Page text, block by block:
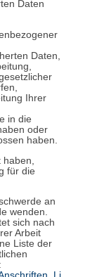
Daten
Daten,
Ihrer
in die
oder
haben.
für die
an
wenden.
sich nach
Arbeit
Liste der